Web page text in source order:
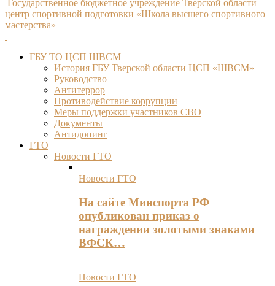
Государственное бюджетное учреждение Тверской области
центр спортивной подготовки «Школа высшего спортивного
мастерства»
ГБУ ТО ЦСП ШВСМ
История ГБУ Тверской области ЦСП «ШВСМ»
Руководство
Антитеррор
Противодействие коррупции
Меры поддержки участников СВО
Документы
Антидопинг
ГТО
Новости ГТО
Новости ГТО
На сайте Минспорта РФ
опубликован приказ о
награждении золотыми знаками
ВФСК…
Новости ГТО